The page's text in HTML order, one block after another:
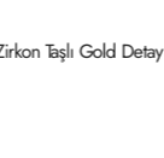
316L Çelik
Renkli Zirkon